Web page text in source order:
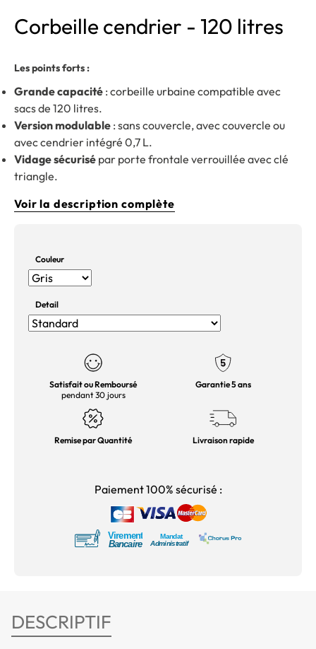
Corbeille cendrier - 120 litres
Les points forts :
Grande capacité : corbeille urbaine compatible avec
sacs de 120 litres.
Version modulable : sans couvercle, avec couvercle ou
avec cendrier intégré 0,7 L.
Vidage sécurisé par porte frontale verrouillée avec clé
triangle.
Voir la description complète
Couleur
Detail
Satisfait ou Remboursé
pendant 30 jours
Garantie 5 ans
Remise par Quantité Livraison rapide
Paiement 100% sécurisé :
DESCRIPTIF